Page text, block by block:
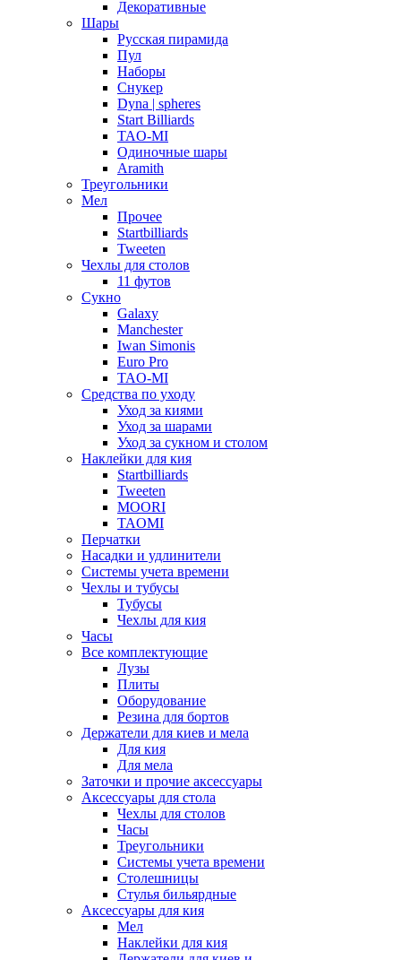
Декоративные
Шары
Русская пирамида
Пул
Наборы
Снукер
Dyna | spheres
Start Billiards
TAO-MI
Одиночные шары
Aramith
Треугольники
Мел
Прочее
Startbilliards
Tweeten
Чехлы для столов
11 футов
Сукно
Galaxy
Manchester
Iwan Simonis
Euro Pro
TAO-MI
Средства по уходу
Уход за киями
Уход за шарами
Уход за сукном и столом
Наклейки для кия
Startbilliards
Tweeten
MOORI
TAOMI
Перчатки
Насадки и удлинители
Системы учета времени
Чехлы и тубусы
Тубусы
Чехлы для кия
Часы
Все комплектующие
Лузы
Плиты
Оборудование
Резина для бортов
Держатели для киев и мела
Для кия
Для мела
Заточки и прочие аксессуары
Аксессуары для стола
Чехлы для столов
Часы
Треугольники
Системы учета времени
Столешницы
Стулья бильярдные
Аксессуары для кия
Мел
Наклейки для кия